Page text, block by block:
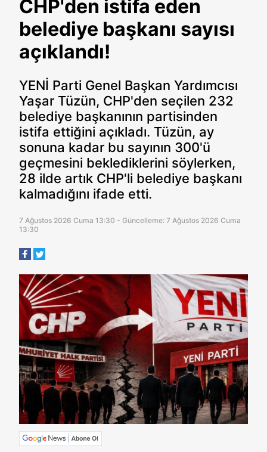
CHP'den istifa eden
belediye başkanı sayısı
açıklandı!
YENİ Parti Genel Başkan Yardımcısı
Yaşar Tüzün, CHP'den seçilen 232
belediye başkanının partisinden
istifa ettiğini açıkladı. Tüzün, ay
sonuna kadar bu sayının 300'ü
geçmesini beklediklerini söylerken,
28 ilde artık CHP'li belediye başkanı
kalmadığını ifade etti.
7 Ağustos 2026 Cuma 13:30 - Güncelleme: 7 Ağustos 2026 Cuma
13:30